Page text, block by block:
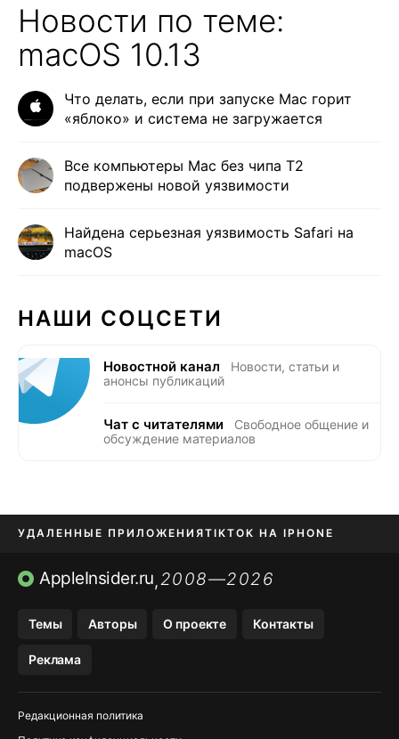
Новости по теме:
macOS 10.13
Что делать, если при запуске Mac горит
«яблоко» и система не загружается
Все компьютеры Mac без чипа T2
подвержены новой уязвимости
Найдена серьезная уязвимость Safari на
macOS
НАШИ СОЦСЕТИ
Новостной канал
Новости, статьи и
анонсы публикаций
Чат с читателями
Свободное общение и
обсуждение материалов
УДАЛЕННЫЕ ПРИЛОЖЕНИЯTIKTOK НА IPHONE
ПРИЛОЖЕНИЯ БЕЗ APP STORE
AppleInsider.ru,2008—2026
Темы Авторы О проекте Контакты
Реклама
Редакционная политика